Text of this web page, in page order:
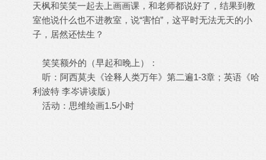
天枫和笑笑一起去上画画课，和老师都说好了，结果到教
室他说什么也不进教室，说“害怕”，这平时无法无天的小
子，居然还怯生？
笑笑额外的（早起和晚上）：
听：阿西莫夫《诠释人类万年》第二遍1-3章；英语《哈
利波特 李岑讲读版）
活动：思维绘画1.5小时